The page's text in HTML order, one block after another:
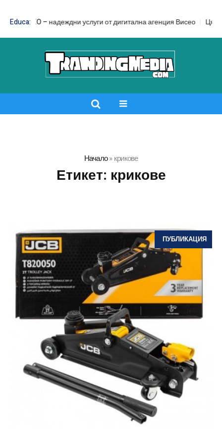
Educa:
SEO – надеждни услуги от дигитална агенция Висео Цял бански
Начало»крикове
Етикет: крикове
ПУБЛИКАЦИЯ